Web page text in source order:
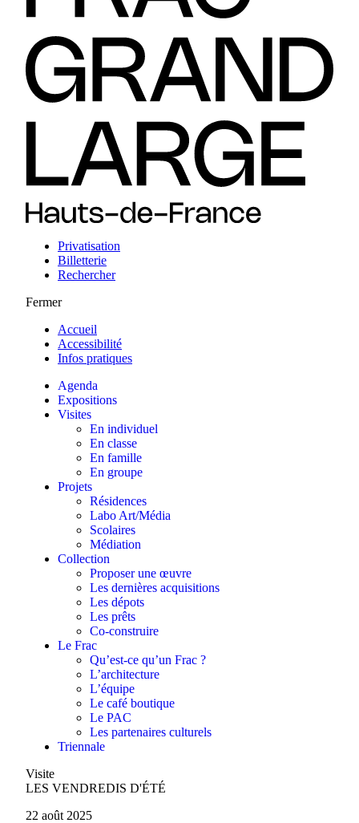
Privatisation
Billetterie
Rechercher
Fermer
Accueil
Accessibilité
Infos pratiques
Agenda
Expositions
Visites
En individuel
En classe
En famille
En groupe
Projets
Résidences
Labo Art/Média
Scolaires
Médiation
Collection
Proposer une œuvre
Les dernières acquisitions
Les dépots
Les prêts
Co-construire
Le Frac
Qu’est-ce qu’un Frac ?
L’architecture
L’équipe
Le café boutique
Le PAC
Les partenaires culturels
Triennale
Visite
LES VENDREDIS D'ÉTÉ
22 août 2025